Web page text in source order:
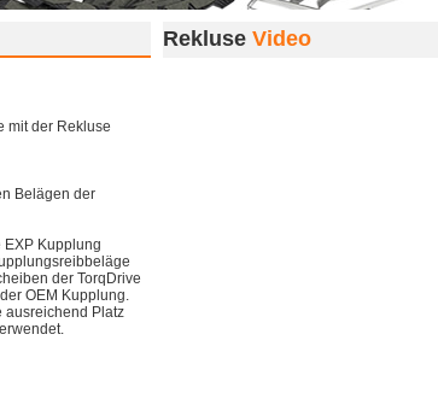
Rekluse Video
mit der Rekluse
Belägen der
Kupplung
der TorqDrive
OEM Kupplung.
ausreichend Platz